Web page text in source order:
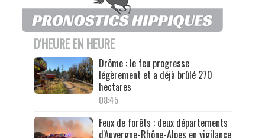
D'HEURE EN HEURE
Drôme : le feu progresse
légèrement et a déjà brûlé 270
hectares
08:45
Feux de forêts : deux départements
d'Auvergne-Rhône-Alpes en vigilance